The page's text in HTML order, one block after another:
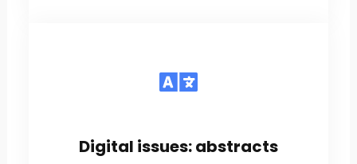
Digital issues: abstracts